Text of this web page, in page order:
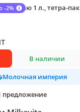
-2%
с солью 1 л., тетра-пак
В наличии
Молочная империя
предложение